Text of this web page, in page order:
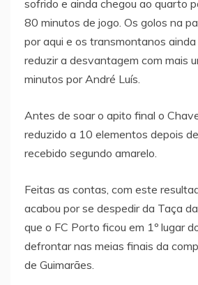
sofrido e ainda chegou ao quarto
80 minutos de jogo. Os golos na
por aqui e os transmontanos
reduzir a desvantagem com mais
minutos por André Luís.
Antes de soar o apito final o
reduzido a 10 elementos depois
recebido segundo amarelo.
Feitas as contas, com este
acabou por se despedir da Taça
que o FC Porto ficou em 1º lugar
defrontar nas meias finais da
de Guimarães.